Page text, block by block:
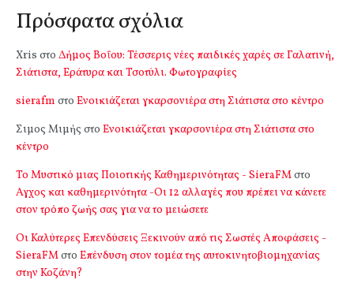
Πρόσφατα σχόλια
Xris στο Δήμος Βοΐου: Τέσσερις νέες παιδικές χαρές σε Γαλατινή,
Σιάτιστα, Εράτυρα και Τσοτύλι. Φωτογραφίες
sierafm στο Ενοικιάζεται γκαρσονιέρα στη Σιάτιστα στο κέντρο
Σιμος Μιμής στο Ενοικιάζεται γκαρσονιέρα στη Σιάτιστα στο
κέντρο
Το Μυστικό μιας Ποιοτικής Καθημερινότητας - SieraFMστο
Αγχος και καθημερινότητα -Οι 12 αλλαγές που πρέπει να κάνετε
στον τρόπο ζωής σας για να το μειώσετε
Οι Καλύτερες Επενδύσεις Ξεκινούν από τις Σωστές Αποφάσεις -
SieraFMστο Επένδυση στον τομέα της αυτοκινητοβιομηχανίας
στην Κοζάνη?